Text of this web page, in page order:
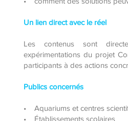
Un lien direct avec le réel
Les contenus sont
expérimentations du projet
participants à des actions
Publics concernés
• Aquariums et centres
• Établissements scolaires